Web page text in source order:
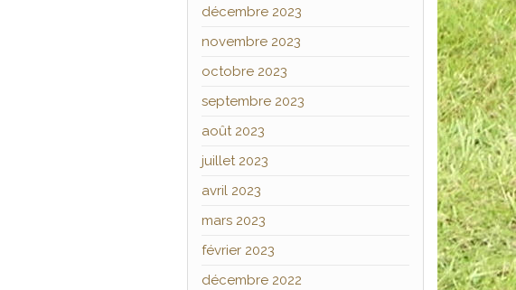
décembre 2023
novembre 2023
octobre 2023
septembre 2023
août 2023
juillet 2023
avril 2023
mars 2023
février 2023
décembre 2022